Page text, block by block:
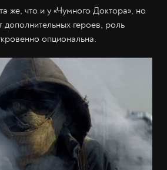
же, что и у «Чумного Доктора», но
дополнительных героев, роль
опциональна.